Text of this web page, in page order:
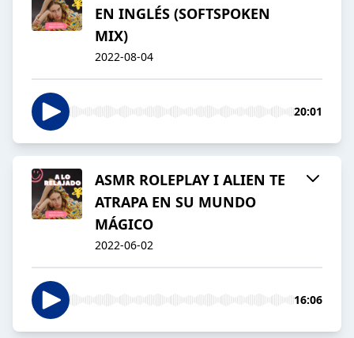
EN INGLÉS (SOFTSPOKEN
MIX)
2022-08-04
20:01
ASMR ROLEPLAY I ALIEN TE
ATRAPA EN SU MUNDO
MÁGICO
2022-06-02
16:06